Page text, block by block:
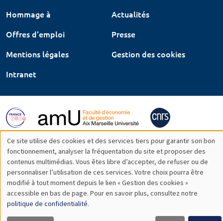
Hommage à
Actualités
Offres d'emploi
Presse
Mentions légales
Gestion des cookies
Intranet
Utilisation
des
données
personnelles
Ce site utilise des cookies et des services tiers pour garantir son bon
fonctionnement, analyser la fréquentation du site et proposer des
contenus multimédias. Vous êtes libre d’accepter, de refuser ou de
personnaliser l’utilisation de ces services. Votre choix pourra être
modifié à tout moment depuis le lien « Gestion des cookies »
accessible en bas de page. Pour en savoir plus, consultez notre
politique de confidentialité.